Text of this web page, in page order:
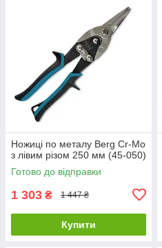
Ножиці по металу Berg Cr-Mo
з лівим різом 250 мм (45-050)
Готово до відправки
1 303 ₴ 1 447 ₴
Купити